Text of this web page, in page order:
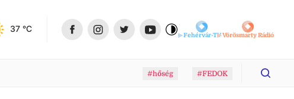
37 °C
Fehérvár-TVVörösmarty Rádió
#hőség #FEDOK